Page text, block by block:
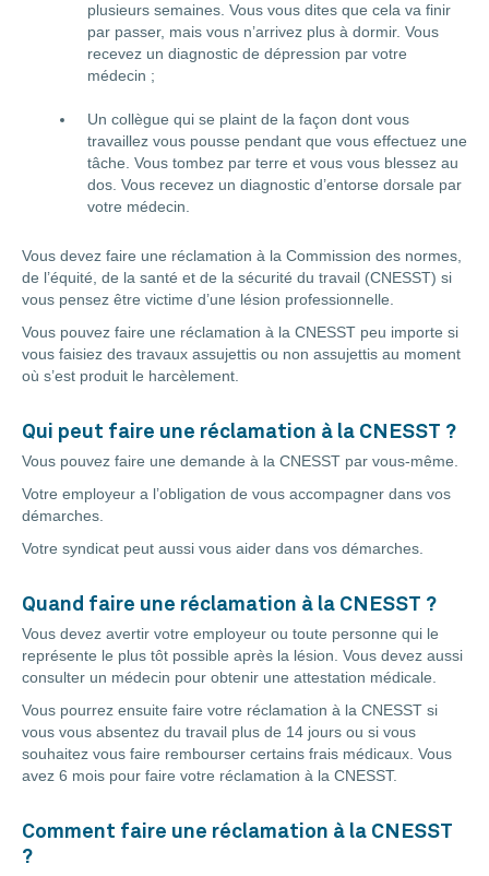
plusieurs semaines. Vous vous dites que cela va finir
par passer, mais vous n’arrivez plus à dormir. Vous
recevez un diagnostic de dépression par votre
médecin ;
Un collègue qui se plaint de la façon dont vous
travaillez vous pousse pendant que vous effectuez une
tâche. Vous tombez par terre et vous vous blessez au
dos. Vous recevez un diagnostic d’entorse dorsale par
votre médecin.
Vous devez faire une réclamation à la Commission des normes,
de l’équité, de la santé et de la sécurité du travail (CNESST) si
vous pensez être victime d’une lésion professionnelle.
Vous pouvez faire une réclamation à la CNESST peu importe si
vous faisiez des travaux assujettis ou non assujettis au moment
où s’est produit le harcèlement.
Qui peut faire une réclamation à la CNESST ?
Vous pouvez faire une demande à la CNESST par vous-même.
Votre employeur a l’obligation de vous accompagner dans vos
démarches.
Votre syndicat peut aussi vous aider dans vos démarches.
Quand faire une réclamation à la CNESST ?
Vous devez avertir votre employeur ou toute personne qui le
représente le plus tôt possible après la lésion. Vous devez aussi
consulter un médecin pour obtenir une attestation médicale.
Vous pourrez ensuite faire votre réclamation à la CNESST si
vous vous absentez du travail plus de 14 jours ou si vous
souhaitez vous faire rembourser certains frais médicaux. Vous
avez 6 mois pour faire votre réclamation à la CNESST.
Comment faire une réclamation à la CNESST
?